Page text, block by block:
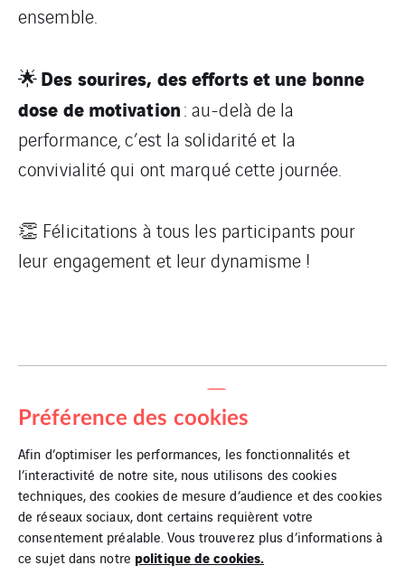
ensemble.
🌟Des sourires, des efforts et une bonne
dose de motivation: au-delà de la
performance, c’est la solidarité et la
convivialité qui ont marqué cette journée.
👏 Félicitations à tous les participants pour
leur engagement et leur dynamisme !
Préférence des cookies
Afin d’optimiser les performances, les fonctionnalités et
l’interactivité de notre site, nous utilisons des cookies
techniques, des cookies de mesure d’audience et des cookies
de réseaux sociaux, dont certains requièrent votre
consentement préalable. Vous trouverez plus d’informations à
ce sujet dans notre politique de cookies.